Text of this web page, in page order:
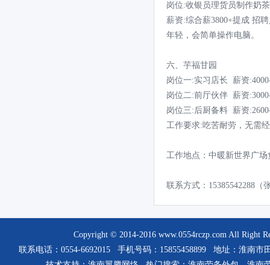
岗位:收银员理货员制作奶
薪资:综合薪3800+提成 招
年轻，会简单操作电脑。
六、芋福甘园
岗位一:实习店长 薪资
岗位二:前厅伙伴 薪资
岗位三:后厨备料 薪资
工作要求:吃苦耐劳，无需
工作地点：中暖新世界广场
联系方式：15385542288（
Copyright © 2014-2016 www.0554rczp.com All Right
联系电话：0554-6692015 手机号码：15855458899 地址：淮南